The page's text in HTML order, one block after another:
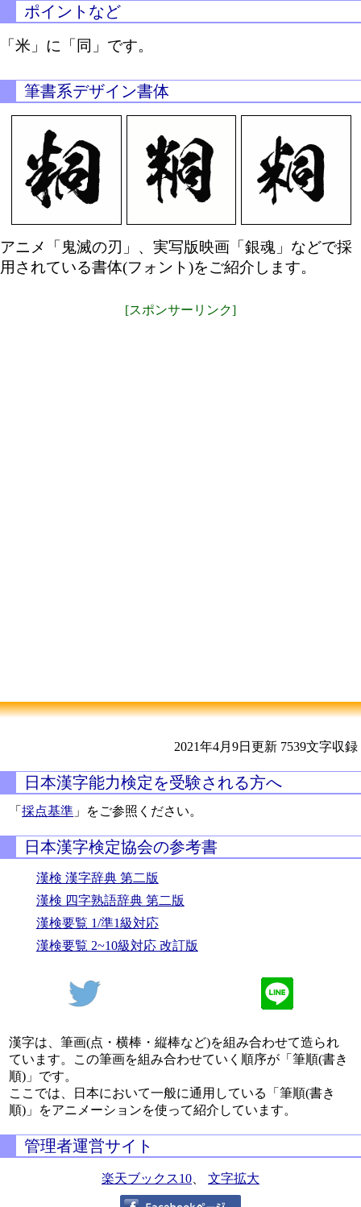
ポイントなど
「米」に「同」です。
筆書系デザイン書体
アニメ「鬼滅の刃」、実写版映画「銀魂」などで採
用されている書体(フォント)をご紹介します。
[スポンサーリンク]
2021年4月9日更新 7539文字収録
日本漢字能力検定を受験される方へ
「採点基準 」をご参照ください。
日本漢字検定協会の参考書
漢検 漢字辞典 第二版
漢検 四字熟語辞典 第二版
漢検要覧 1/準1級対応
漢検要覧 2~10級対応 改訂版
漢字は、筆画(点・横棒・縦棒など)を組み合わせて造られ
ています。この筆画を組み合わせていく順序が「筆順(書き
順)」です。
ここでは、日本において一般に通用している「筆順(書き
順)」をアニメーションを使って紹介しています。
管理者運営サイト
楽天ブックス10 文字拡大